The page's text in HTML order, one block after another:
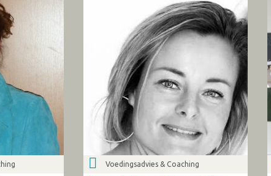
Voedingsadvies & Coaching